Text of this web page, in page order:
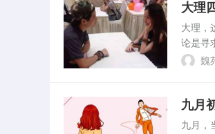
大理
大理，
论是寻
客。大
魏
九月
九月，